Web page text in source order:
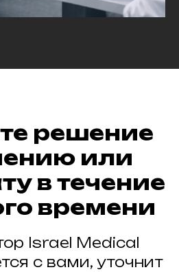
решение
или
в течение
времени
Israel Medical
с вами, уточнит